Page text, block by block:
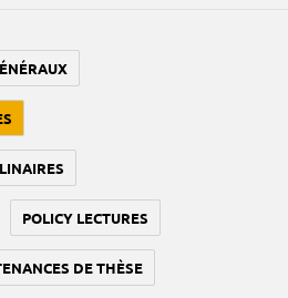
POLICY LECTURES
DE THÈSE